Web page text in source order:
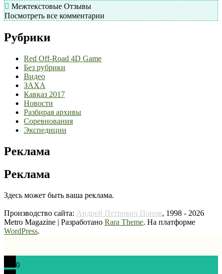
Межтекстовые Отзывы
Посмотреть все комментарии
Рубрики
Red Off-Road 4D Game
Без рубрики
Видео
ЗАХА
Кавказ 2017
Новости
Разбирая архивы
Соревнования
Экспедиции
Реклама
Реклама
Здесь может быть ваша реклама.
Производство сайта: Андрей Петрович Попов, 1998 - 2026
Metro Magazine | Разработано Rara Theme. На платформе
WordPress.
0